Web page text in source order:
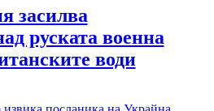
засилва
руската военна
води